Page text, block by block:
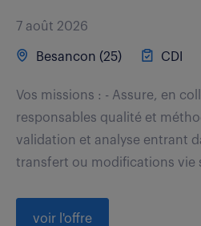
7 août 2026
Besancon (25) CDI
Vos missions : - Assure, en
responsables qualité et
validation et analyse entrant
transfert ou modifications vie
voir l'offre